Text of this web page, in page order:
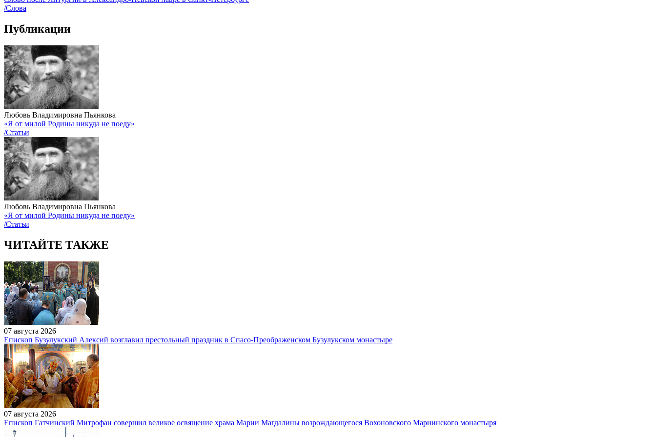
/Слова
Публикации
Любовь Владимировна Пьянкова
«Я от милой Родины никуда не поеду»
/Статьи
Любовь Владимировна Пьянкова
«Я от милой Родины никуда не поеду»
/Статьи
ЧИТАЙТЕ ТАКЖЕ
07 августа 2026
Епископ Бузулукский Алексий возглавил престольный праздник в Спасо-Преображенском Бузулукском монастыре
07 августа 2026
Епископ Гатчинский Митрофан совершил великое освящение храма Марии Магдалины возрождающегося Вохоновского Мариинского монастыря